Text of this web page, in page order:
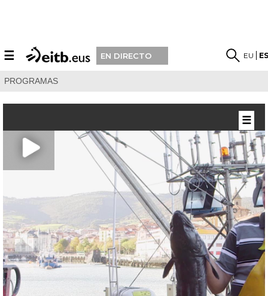
☰ EN DIRECTO EU
PROGRAMAS
☰